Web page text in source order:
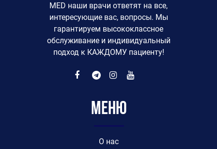
MED наши врачи ответят на все,
интересующие вас, вопросы. Мы
гарантируем высококлассное
обслуживание и индивидуальный
подход к КАЖДОМУ пациенту!
Меню
O нас